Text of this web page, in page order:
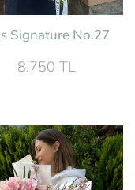
Signature No.27
8.750 TL